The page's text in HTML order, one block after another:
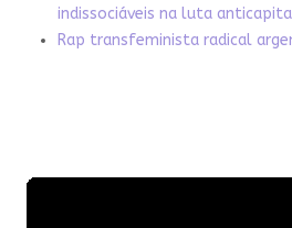
indissociáveis na luta
Rap transfeminista radical